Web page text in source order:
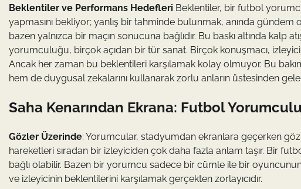
Beklentiler ve Performans Hedefleri Beklentiler, bir futbol
yapmasını bekliyor; yanlış bir tahminde bulunmak, anında
bazen yalnızca bir maçın sonucuna bağlıdır. Bu baskı altında kalp
yorumculuğu, birçok açıdan bir tür sanat. Birçok konuşmacı,
Ancak her zaman bu beklentileri karşılamak kolay olmuyor. Bu
hem de duygusal zekalarını kullanarak zorlu anların üstesinden
Saha Kenarından Ekrana: Futbol
Gözler Üzerinde: Yorumcular, stadyumdan ekranlara geçerken
hareketleri sıradan bir izleyiciden çok daha fazla anlam taşır. Bir
bağlı olabilir. Bazen bir yorumcu sadece bir cümle ile bir
ve izleyicinin beklentilerini karşılamak gerçekten zorlayıcıdır.